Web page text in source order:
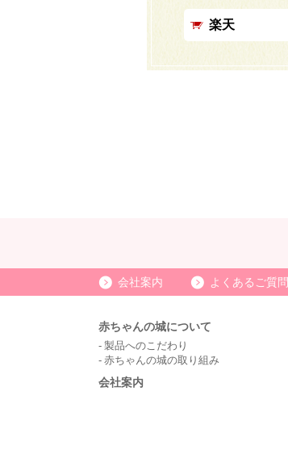
楽天
会社案内 よくあるご質問
赤ちゃんの城について
製品へのこだわり
赤ちゃんの城の取り組み
会社案内